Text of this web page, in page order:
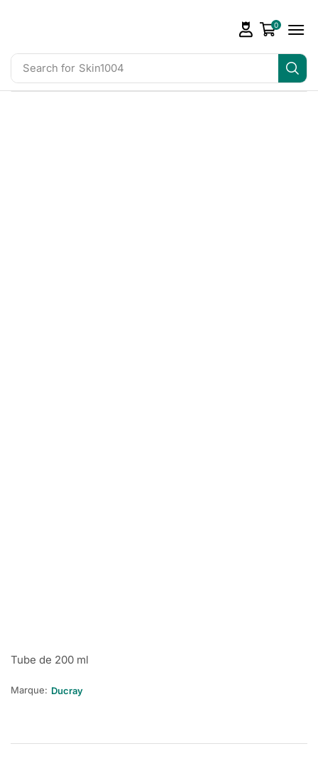
Search for Skin1004
0
Tube de 200 ml
Marque: Ducray